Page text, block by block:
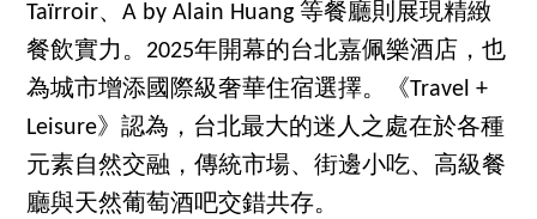
Taïrroir、A by Alain Huang 等餐廳則展現精緻
餐飲實力。2025年開幕的台北嘉佩樂酒店，也
為城市增添國際級奢華住宿選擇。《Travel +
Leisure》認為，台北最大的迷人之處在於各種
元素自然交融，傳統市場、街邊小吃、高級餐
廳與天然葡萄酒吧交錯共存。